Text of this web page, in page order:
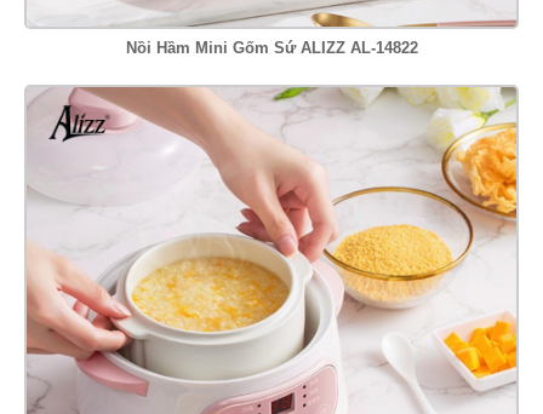
Nồi Hầm Mini Gốm Sứ ALIZZ AL-14822